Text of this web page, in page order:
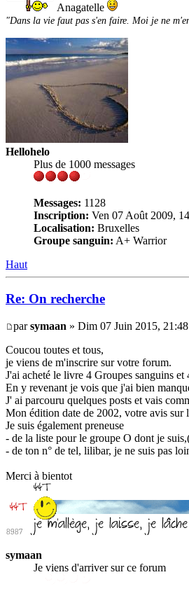
Anagatelle
"Dans la vie faut pas s'en faire. Moi je ne
Hellohelo
Plus de 1000 messages
Messages: 1128
Inscription: Ven 07 Août 2009,
Localisation: Bruxelles
Groupe sanguin: A+ Warrior
Haut
Re: On recherche
parsymaan » Dim 07 Juin 2015, 21:48
Coucou toutes et tous,
je viens de m'inscrire sur votre forum.
J'ai acheté le livre 4 Groupes sanguins
En y revenant je vois que j'ai bien
J' ai parcouru quelques posts et vais
Mon édition date de 2002, votre avis sur
Je suis également preneuse
- de la liste pour le groupe O dont je
- de ton n° de tel, lilibar, je ne suis pas
Merci à bientot
symaan
Je viens d'arriver sur ce forum